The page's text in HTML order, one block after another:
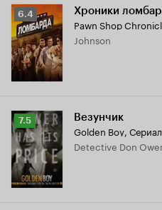
Рейтинг
Кинопоиска
6.4
6.4 Хроники
Pawn Shop
Johnson
Рейтинг
Кинопоиска
7.5
7.5 Везунчик
Golden Boy,
Detective Don